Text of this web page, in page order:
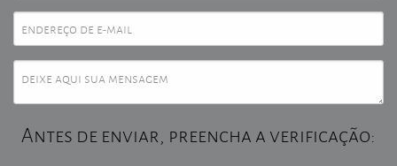
Antes de enviar, preencha a verificação: